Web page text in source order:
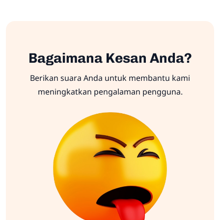
Bagaimana Kesan Anda?
Berikan suara Anda untuk membantu kami
meningkatkan pengalaman pengguna.